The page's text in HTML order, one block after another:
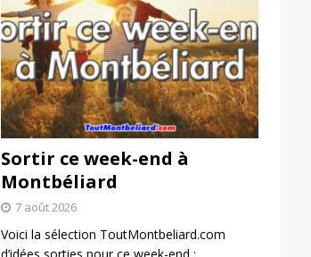
Sortir ce week-end à
Montbéliard
7 août 2026
Voici la sélection ToutMontbeliard.com